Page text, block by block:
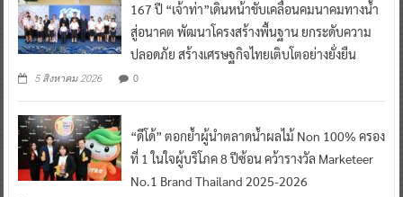
167 ปี “เจ้าท่า”เดินหน้าขับเคลื่อนคมนาคมทางน้ำ
สู่อนาคต พัฒนาโครงสร้างพื้นฐาน ยกระดับความ
ปลอดภัย สร้างเศรษฐกิจไทยเติบโตอย่างยั่งยืน
5 สิงหาคม 2026 0
“ดีโด้” ตอกย้ำผู้นำตลาดน้ำผลไม้ Non 100% ครอง
ที่ 1 ในใจผู้บริโภค 8 ปีซ้อน คว้ารางวัล Marketeer
No.1 Brand Thailand 2025-2026